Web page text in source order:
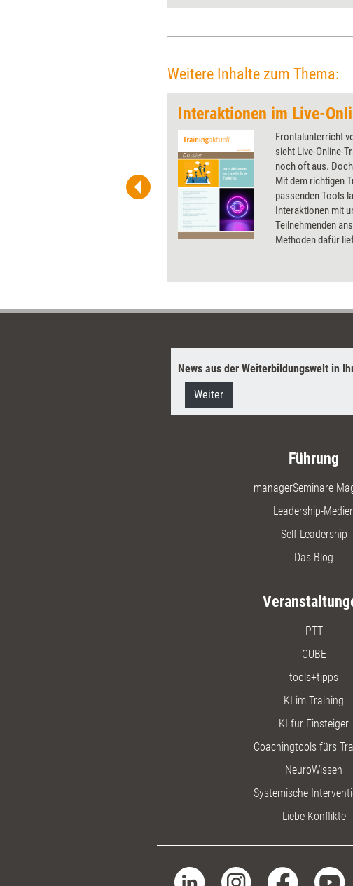
2023
Weitere Inhalte zum Thema:
Interaktionen im Live-
Frontalunterricht
sieht Live-Online-
noch oft aus.
Mit dem richtigen
passenden Tools
Interaktionen mit
Teilnehmenden
Methoden dafür
News aus der Weiterbildungswelt in
Weiter
Führung
managerSeminare
Leadership-
Self-Leadership
Das Blog
PTT
CUBE
tools+tipps
KI im Training
KI für Einsteiger
Coachingtools fürs
NeuroWissen
Systemische
Liebe Konflikte